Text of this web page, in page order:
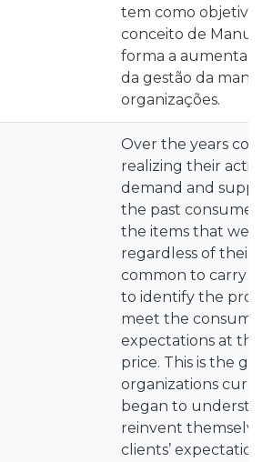
tem como
conceito de
forma a aumentar
da gestão da
organizações.
Over the years
realizing their
demand and
the past
the items that
regardless of their
common to carry
to identify the
meet the
expectations at
price. This is the
organizations
began to
reinvent
clients’